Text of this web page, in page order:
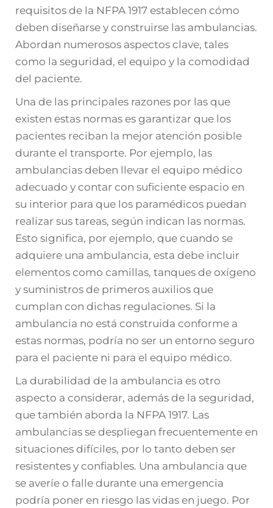
requisitos de la NFPA 1917 establecen cómo
deben diseñarse y construirse las ambulancias.
Abordan numerosos aspectos clave, tales
como la seguridad, el equipo y la comodidad
del paciente.
Una de las principales razones por las que
existen estas normas es garantizar que los
pacientes reciban la mejor atención posible
durante el transporte. Por ejemplo, las
ambulancias deben llevar el equipo médico
adecuado y contar con suficiente espacio en
su interior para que los paramédicos puedan
realizar sus tareas, según indican las normas.
Esto significa, por ejemplo, que cuando se
adquiere una ambulancia, esta debe incluir
elementos como camillas, tanques de oxígeno
y suministros de primeros auxilios que
cumplan con dichas regulaciones. Si la
ambulancia no está construida conforme a
estas normas, podría no ser un entorno seguro
para el paciente ni para el equipo médico.
La durabilidad de la ambulancia es otro
aspecto a considerar, además de la seguridad,
que también aborda la NFPA 1917. Las
ambulancias se despliegan frecuentemente en
situaciones difíciles, por lo tanto deben ser
resistentes y confiables. Una ambulancia que
se averíe o falle durante una emergencia
podría poner en riesgo las vidas en juego. Por